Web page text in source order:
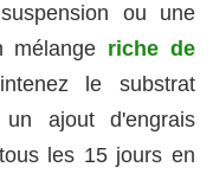
ou une
mélange riche de
le substrat
ajout d'engrais
les 15 jours en